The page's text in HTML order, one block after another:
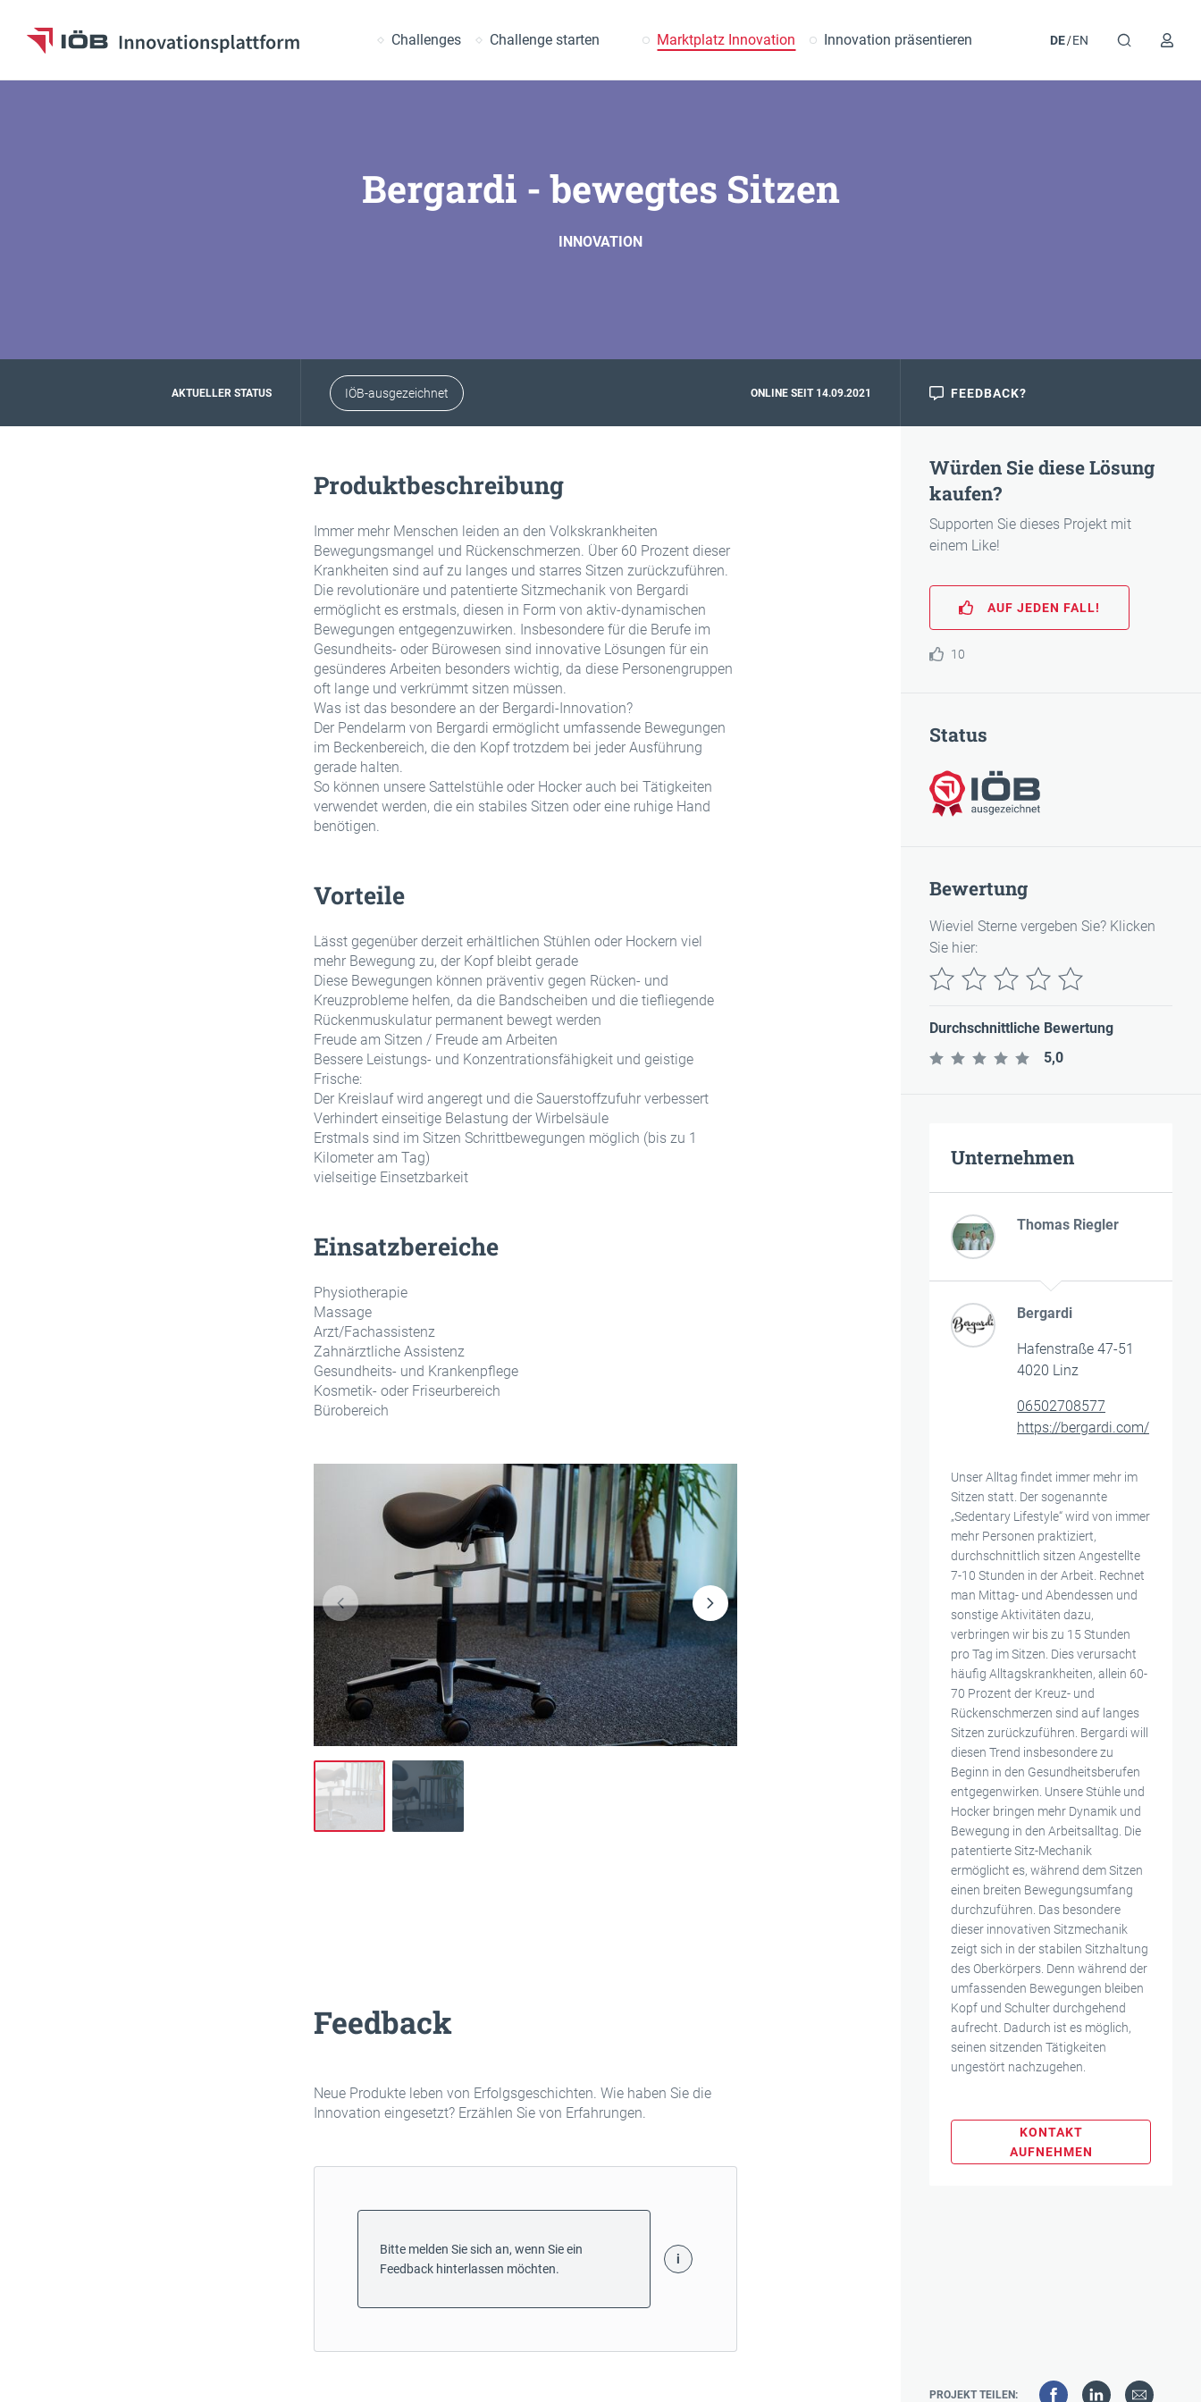
Challenges Challenge starten Marktplatz Innovation Innovation präsentieren DE EN
Bergardi - bewegtes Sitzen
INNOVATION
AKTUELLER STATUS IÖB-ausgezeichnet ONLINE SEIT 14.09.2021 FEEDBACK?
Produktbeschreibung
Immer mehr Menschen leiden an den Volkskrankheiten
Bewegungsmangel und Rückenschmerzen. Über 60 Prozent dieser
Krankheiten sind auf zu langes und starres Sitzen zurückzuführen.
Die revolutionäre und patentierte Sitzmechanik von Bergardi
ermöglicht es erstmals, diesen in Form von aktiv-dynamischen
Bewegungen entgegenzuwirken. Insbesondere für die Berufe im
Gesundheits- oder Bürowesen sind innovative Lösungen für ein
gesünderes Arbeiten besonders wichtig, da diese Personengruppen
oft lange und verkrümmt sitzen müssen.
Was ist das besondere an der Bergardi-Innovation?
Der Pendelarm von Bergardi ermöglicht umfassende Bewegungen
im Beckenbereich, die den Kopf trotzdem bei jeder Ausführung
gerade halten.
So können unsere Sattelstühle oder Hocker auch bei Tätigkeiten
verwendet werden, die ein stabiles Sitzen oder eine ruhige Hand
benötigen.
Vorteile
Lässt gegenüber derzeit erhältlichen Stühlen oder Hockern viel
mehr Bewegung zu, der Kopf bleibt gerade
Diese Bewegungen können präventiv gegen Rücken- und
Kreuzprobleme helfen, da die Bandscheiben und die tiefliegende
Rückenmuskulatur permanent bewegt werden
Freude am Sitzen / Freude am Arbeiten
Bessere Leistungs- und Konzentrationsfähigkeit und geistige
Frische:
Der Kreislauf wird angeregt und die Sauerstoffzufuhr verbessert
Verhindert einseitige Belastung der Wirbelsäule
Erstmals sind im Sitzen Schrittbewegungen möglich (bis zu 1
Kilometer am Tag)
vielseitige Einsetzbarkeit
Einsatzbereiche
Physiotherapie
Massage
Arzt/Fachassistenz
Zahnärztliche Assistenz
Gesundheits- und Krankenpflege
Kosmetik- oder Friseurbereich
Bürobereich
Feedback
Neue Produkte leben von Erfolgsgeschichten. Wie haben Sie die
Innovation eingesetzt? Erzählen Sie von Erfahrungen.
Bitte melden Sie sich an, wenn Sie ein
Feedback hinterlassen möchten.
Würden Sie diese Lösung
kaufen?
Supporten Sie dieses Projekt mit
einem Like!
AUF JEDEN FALL!
10
Status
IÖB-ausgezeichnet
Bewertung
Wieviel Sterne vergeben Sie? Klicken
Sie hier:
Durchschnittliche Bewertung
5,0
Unternehmen
Thomas Riegler
Bergardi
Hafenstraße 47-51
4020 Linz
06502708577
https://bergardi.com/
Unser Alltag findet immer mehr im
Sitzen statt. Der sogenannte
„Sedentary Lifestyle“ wird von immer
mehr Personen praktiziert,
durchschnittlich sitzen Angestellte
7-10 Stunden in der Arbeit. Rechnet
man Mittag- und Abendessen und
sonstige Aktivitäten dazu,
verbringen wir bis zu 15 Stunden
pro Tag im Sitzen. Dies verursacht
häufig Alltagskrankheiten, allein 60-
70 Prozent der Kreuz- und
Rückenschmerzen sind auf langes
Sitzen zurückzuführen. Bergardi will
diesen Trend insbesondere zu
Beginn in den Gesundheitsberufen
entgegenwirken. Unsere Stühle und
Hocker bringen mehr Dynamik und
Bewegung in den Arbeitsalltag. Die
patentierte Sitz-Mechanik
ermöglicht es, während dem Sitzen
einen breiten Bewegungsumfang
durchzuführen. Das besondere
dieser innovativen Sitzmechanik
zeigt sich in der stabilen Sitzhaltung
des Oberkörpers. Denn während der
umfassenden Bewegungen bleiben
Kopf und Schulter durchgehend
aufrecht. Dadurch ist es möglich,
seinen sitzenden Tätigkeiten
ungestört nachzugehen.
KONTAKT
AUFNEHMEN
PROJEKT TEILEN: